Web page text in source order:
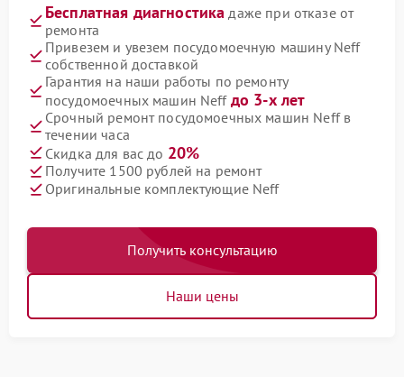
Бесплатная диагностика даже при отказе от
ремонта
Привезем и увезем посудомоечную машину Neff
собственной доставкой
Гарантия на наши работы по ремонту
посудомоечных машин Neff до 3-х лет
Срочный ремонт посудомоечных машин Neff в
течении часа
Скидка для вас до 20%
Получите 1500 рублей на ремонт
Оригинальные комплектующие Neff
Получить консультацию
Наши цены